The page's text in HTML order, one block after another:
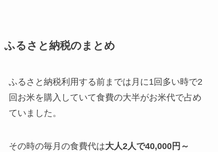
ふるさと納税のまとめ
ふるさと納税利用する前までは月に1回多い時で2
回お米を購入していて食費の大半がお米代で占め
ていました。
その時の毎月の食費代は大人2人で40,000円～